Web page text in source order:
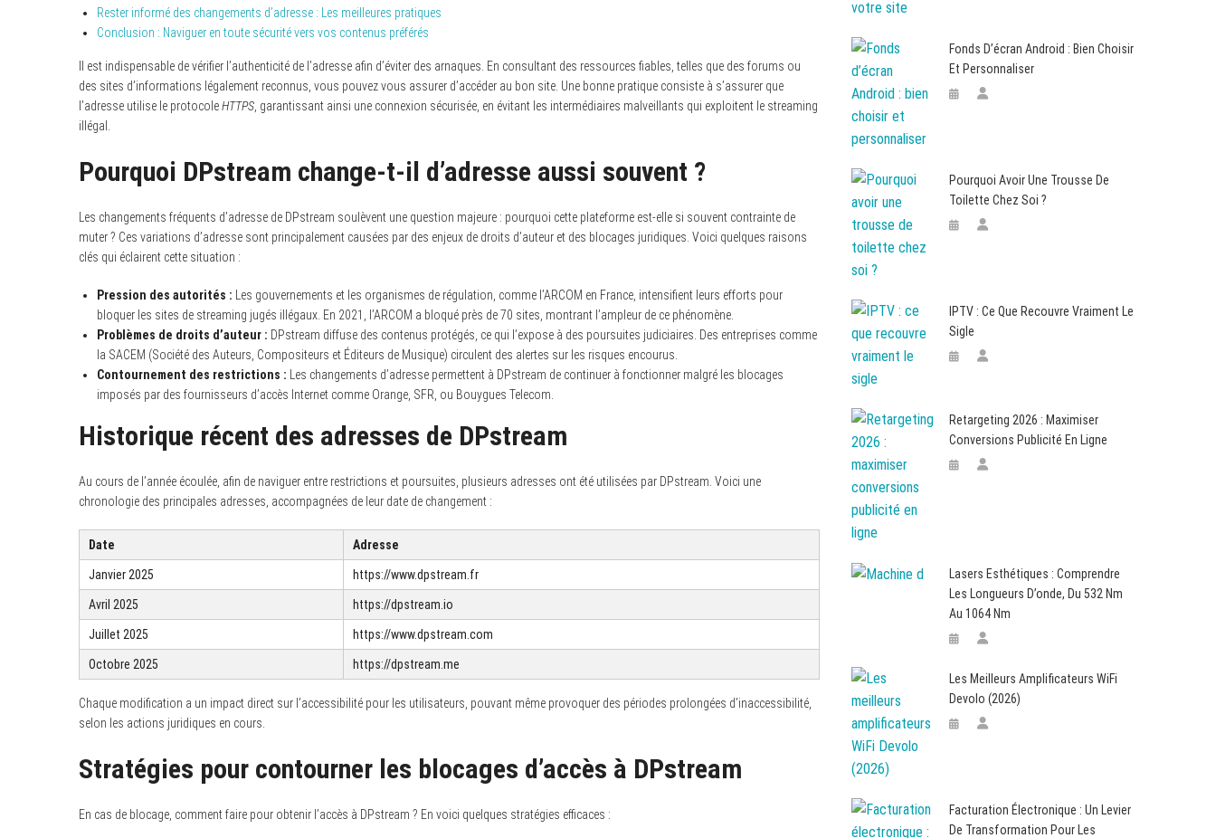
Rester informé des changements d’adresse : Les meilleures pratiques
Conclusion : Naviguer en toute sécurité vers vos contenus préférés
Il est indispensable de vérifier l’authenticité de l’adresse afin d’éviter des arnaques. En consultant des ressources fiables, telles que des forums ou
des sites d’informations légalement reconnus, vous pouvez vous assurer d’accéder au bon site. Une bonne pratique consiste à s’assurer que
l’adresse utilise le protocoleHTTPS , garantissant ainsi une connexion sécurisée, en évitant les intermédiaires malveillants qui exploitent le streaming
illégal.
Pourquoi DPstream change-t-il d’adresse aussi souvent ?
Les changements fréquents d’adresse de DPstream soulèvent une question majeure : pourquoi cette plateforme est-elle si souvent contrainte de
muter ? Ces variations d’adresse sont principalement causées par des enjeux de droits d’auteur et des blocages juridiques. Voici quelques raisons
clés qui éclairent cette situation :
Pression des autorités : Les gouvernements et les organismes de régulation, comme l’ARCOM en France, intensifient leurs efforts pour
bloquer les sites de streaming jugés illégaux. En 2021, l’ARCOM a bloqué près de 70 sites, montrant l’ampleur de ce phénomène.
Problèmes de droits d’auteur : DPstream diffuse des contenus protégés, ce qui l’expose à des poursuites judiciaires. Des entreprises comme
la SACEM (Société des Auteurs, Compositeurs et Éditeurs de Musique) circulent des alertes sur les risques encourus.
Contournement des restrictions : Les changements d’adresse permettent à DPstream de continuer à fonctionner malgré les blocages
imposés par des fournisseurs d’accès Internet comme Orange, SFR, ou Bouygues Telecom.
Historique récent des adresses de DPstream
Au cours de l’année écoulée, afin de naviguer entre restrictions et poursuites, plusieurs adresses ont été utilisées par DPstream. Voici une
chronologie des principales adresses, accompagnées de leur date de changement :
Date Adresse
Janvier 2025 https://www.dpstream.fr
Avril 2025 https://dpstream.io
Juillet 2025 https://www.dpstream.com
Octobre 2025 https://dpstream.me
Chaque modification a un impact direct sur l’accessibilité pour les utilisateurs, pouvant même provoquer des périodes prolongées d’inaccessibilité,
selon les actions juridiques en cours.
Stratégies pour contourner les blocages d’accès à DPstream
En cas de blocage, comment faire pour obtenir l’accès à DPstream ? En voici quelques stratégies efficaces :
Fonds D’écran Android : Bien Choisir
Et Personnaliser
Pourquoi Avoir Une Trousse De
Toilette Chez Soi ?
IPTV : Ce Que Recouvre Vraiment Le
Sigle
Retargeting 2026 : Maximiser
Conversions Publicité En Ligne
Lasers Esthétiques : Comprendre
Les Longueurs D’onde, Du 532 Nm
Au 1064 Nm
Les Meilleurs Amplificateurs WiFi
Devolo (2026)
Facturation Électronique : Un Levier
De Transformation Pour Les